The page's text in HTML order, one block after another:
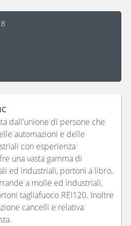
dall'unione di persone che
automazioni e delle
con esperienza
una vasta gamma di
ed industriali, portoni a libro,
a molle ed industriali,
tagliafuoco REI120. Inoltre
cancelli e relativa